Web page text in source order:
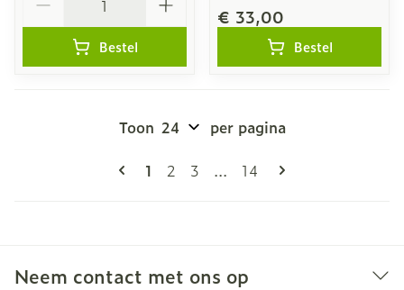
Bestel
€ 33,00
Bestel
Pagina's
U lees momenteel pagina
1 Pagina
2 Pagina
3 ... Pagina
14
Toon per pagina
Neem contact met ons op